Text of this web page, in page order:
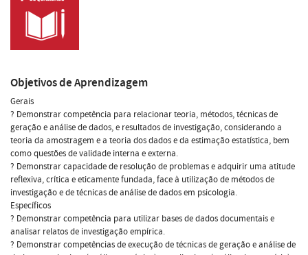
Objetivos de Aprendizagem
Gerais
? Demonstrar competência para relacionar teoria, métodos, técnicas de
geração e análise de dados, e resultados de investigação, considerando a
teoria da amostragem e a teoria dos dados e da estimação estatística, bem
como questões de validade interna e externa.
? Demonstrar capacidade de resolução de problemas e adquirir uma atitude
reflexiva, crítica e eticamente fundada, face à utilização de métodos de
investigação e de técnicas de análise de dados em psicologia.
Específicos
? Demonstrar competência para utilizar bases de dados documentais e
analisar relatos de investigação empírica.
? Demonstrar competências de execução de técnicas de geração e análise de